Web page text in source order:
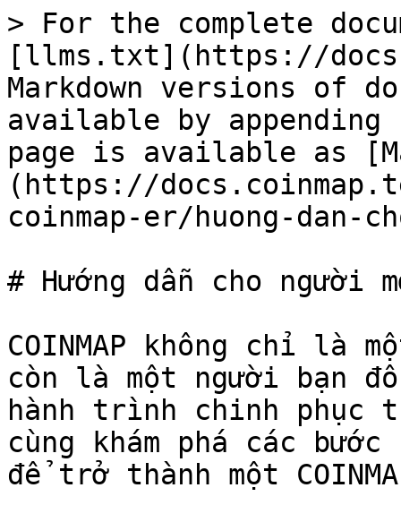
> For the complete
[llms.txt](https://
Markdown versions of
available by
page is available as
(https://
coinmap-er/huong-dan-
# Hướng dẫn cho người
COINMAP không chỉ là
còn là một người bạn
hành trình chinh
cùng khám phá các
để trở thành một